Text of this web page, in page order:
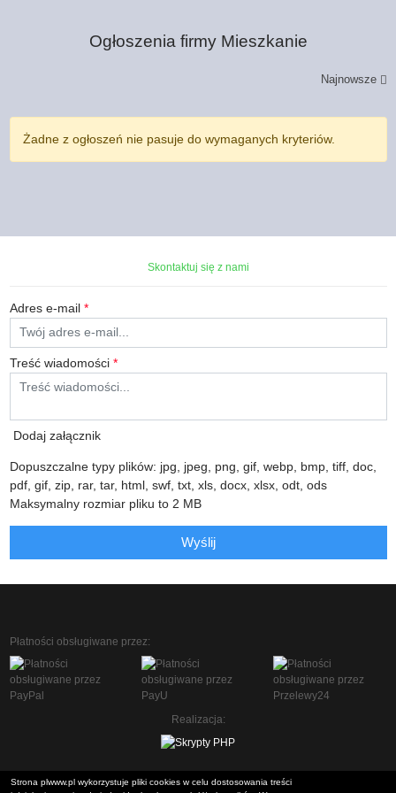
Ogłoszenia firmy Mieszkanie
Najnowsze
Żadne z ogłoszeń nie pasuje do wymaganych kryteriów.
Skontaktuj się z nami
Adres e-mail *
Treść wiadomości *
Dodaj załącznik
Dopuszczalne typy plików: jpg, jpeg, png, gif, webp, bmp, tiff, doc,
pdf, gif, zip, rar, tar, html, swf, txt, xls, docx, xlsx, odt, ods
Maksymalny rozmiar pliku to 2 MB
Wyślij
Płatności obsługiwane przez:
Realizacja:
Strona plwww.pl wykorzystuje pliki cookies w celu dostosowania treści